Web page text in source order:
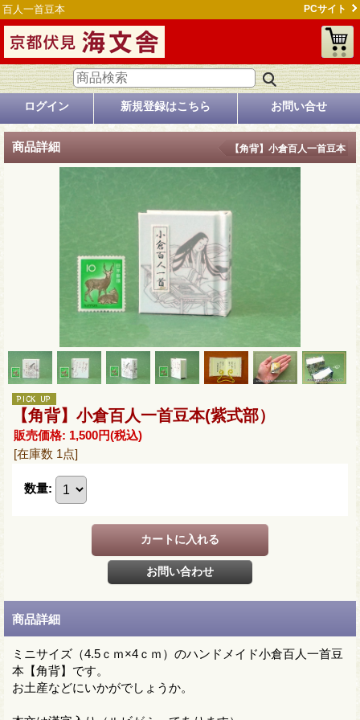
百人一首豆本 PCサイト
ログイン 新規登録はこちら お問い合せ
商品詳細 【角背】小倉百人一首豆本
【角背】小倉百人一首豆本(紫式部）
販売価格: 1,500円(税込)
[在庫数 1点]
数量:
商品詳細
ミニサイズ（4.5ｃｍ×4ｃｍ）のハンドメイド小倉百人一首豆
本【角背】です。
お土産などにいかがでしょうか。